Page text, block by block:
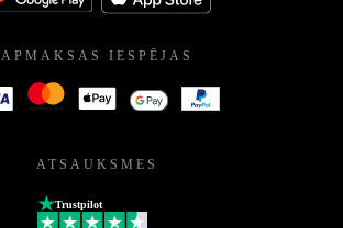
APMAKSAS IESPĒJAS
ATSAUKSMES
Trustpilot